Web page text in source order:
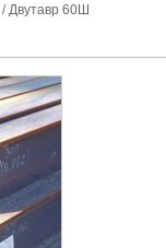
/ Двутавр 60Ш